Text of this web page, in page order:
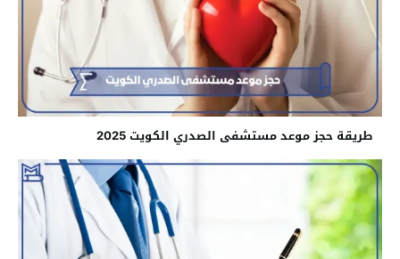
طريقة حجز موعد مستشفى الصدري الكويت 2025